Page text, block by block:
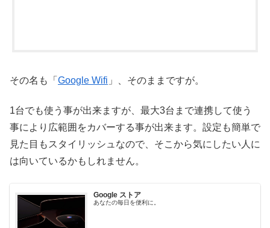
その名も「 Google Wifi 」、そのままですが。
1台でも使う事が出来ますが、最大3台まで連携して使う
事により広範囲をカバーする事が出来ます。設定も簡単で
見た目もスタイリッシュなので、そこから気にしたい人に
は向いているかもしれません。
Google ストア
あなたの毎日を便利に。